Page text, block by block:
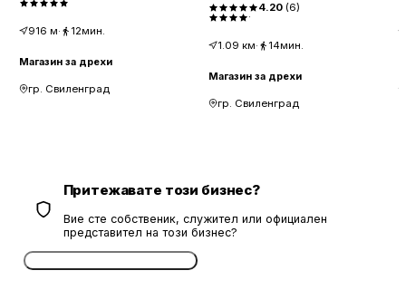
916 м· 12мин.
Магазин за дрехи
гр. Свиленград
4.20 (6)
1.09 км· 14мин.
Магазин за дрехи
гр. Свиленград
Притежавате този бизнес?
Вие сте собственик, служител или официален
представител на този бизнес?